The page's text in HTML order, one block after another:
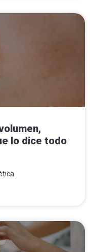
lo dice todo